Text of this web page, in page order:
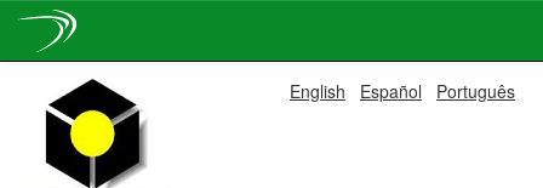
navigation
English Español Português